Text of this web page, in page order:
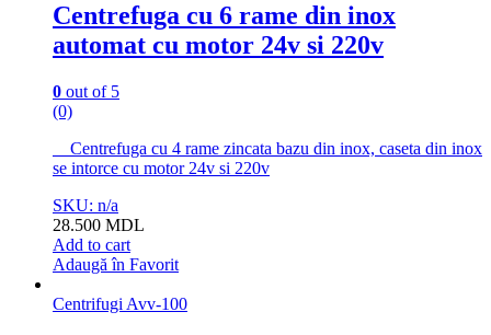
Centrefuga cu 6 rame din inox
automat сu motor 24v si 220v
0 out of 5
(0)
Centrefuga cu 4 rame zincata bazu din inox, caseta din inox
se intorce сu motor 24v si 220v
SKU: n/a
28.500 MDL
Add to cart
Adaugă în Favorit
Centrifugi Avv-100